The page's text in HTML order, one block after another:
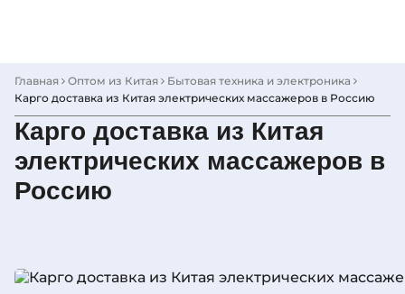
Главная Оптом из Китая
Бытовая техника и электроника
Карго доставка из Китая электрических массажеров в Россию
Карго доставка из Китая
электрических массажеров в
Россию